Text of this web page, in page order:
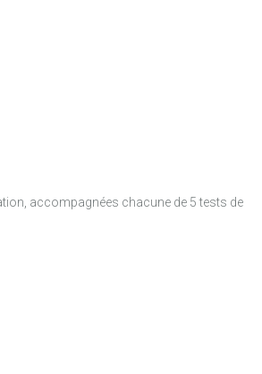
accompagnées chacune de 5 tests de